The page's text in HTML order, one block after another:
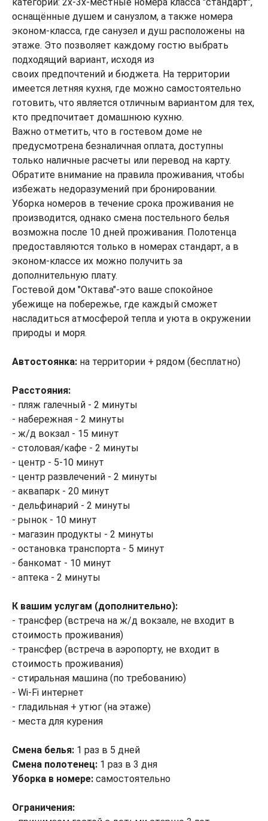
оснащённые душем и санузлом, а также номера
эконом-класса, где санузел и душ расположены на
этаже. Это позволяет каждому гостю выбрать
подходящий вариант, исходя из
своих предпочтений и бюджета. На территории
имеется летняя кухня, где можно самостоятельно
готовить, что является отличным вариантом для тех,
кто предпочитает домашнюю кухню.
Важно отметить, что в гостевом доме не
предусмотрена безналичная оплата, доступны
только наличные расчеты или перевод на карту.
Обратите внимание на правила проживания, чтобы
избежать недоразумений при бронировании.
Уборка номеров в течение срока проживания не
производится, однако смена постельного белья
возможна после 10 дней проживания. Полотенца
предоставляются только в номерах стандарт, а в
эконом-классе их можно получить за
дополнительную плату.
Гостевой дом "Октава"-это ваше спокойное
убежище на побережье, где каждый сможет
насладиться атмосферой тепла и уюта в окружении
природы и моря.
Автостоянка: на территории + рядом (бесплатно)
Расстояния:
- пляж галечный - 2 минуты
- набережная - 2 минуты
- ж/д вокзал - 15 минут
- столовая/кафе - 2 минуты
- центр - 5-10 минут
- центр развлечений - 2 минуты
- аквапарк - 20 минут
- дельфинарий - 2 минуты
- рынок - 10 минут
- магазин продукты - 2 минуты
- остановка транспорта - 5 минут
- банкомат - 10 минут
- аптека - 2 минуты
К вашим услугам (дополнительно):
- трансфер (встреча на ж/д вокзале, не входит в
стоимость проживания)
- трансфер (встреча в аэропорту, не входит в
стоимость проживания)
- стиральная машина (по требованию)
- Wi-Fi интернет
- гладильная + утюг (на этаже)
- места для курения
Смена белья: 1 раз в 5 дней
Смена полотенец: 1 раз в 3 дня
Уборка в номере: самостоятельно
Ограничения: